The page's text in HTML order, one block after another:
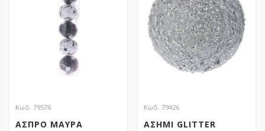
Κωδ. 79576
ΑΣΠΡΟ ΜΑΥΡΑ
Κωδ. 79426
ΑΣΗΜΙ GLITTER